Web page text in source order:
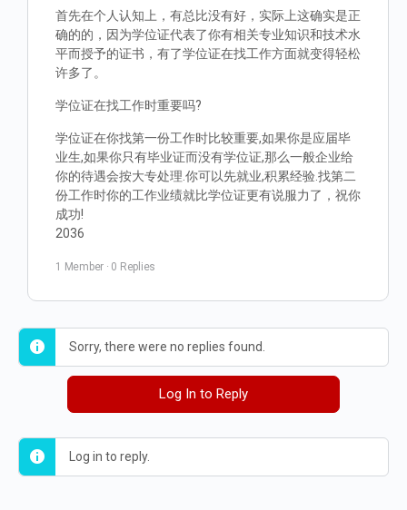
首先在个人认知上，有总比没有好，实际上这确实是正
确的的，因为学位证代表了你有相关专业知识和技术水
平而授予的证书，有了学位证在找工作方面就变得轻松
许多了。
学位证在找工作时重要吗?
学位证在你找第一份工作时比较重要,如果你是应届毕
业生,如果你只有毕业证而没有学位证,那么一般企业给
你的待遇会按大专处理.你可以先就业,积累经验.找第二
份工作时你的工作业绩就比学位证更有说服力了，祝你
成功!
2036
1 Member · 0 Replies
Sorry, there were no replies found.
Log In to Reply
Log in to reply.